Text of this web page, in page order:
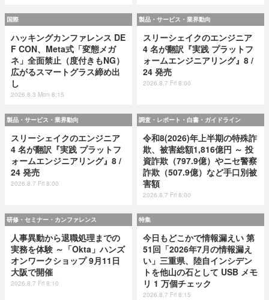
国際
ハッキングカンファレンス DE
F CON、Meta式「変態メガ
ネ」全面禁止（度付きもNG）
広がるスマートグラス締め出
し
2026.8.3 Mon 8:15
製品・サービス・業界動向
スリーシェイクのエンジニア
4 名が翻訳『実践 プラットフ
ォームエンジニアリング』8 /
24 発売
2026.8.7 Fri 8:00
製品・サービス・業界動向
スリーシェイクのエンジニア
4 名が翻訳『実践 プラットフ
ォームエンジニアリング』8 /
24 発売
2026.8.7 Fri 8:00
調査・レポート・白書・ガイドライン
令和8(2026)年上半期の特殊詐
欺、被害総額1,816億円 ～ 投
資詐欺（797.9億）やニセ警察
詐欺（507.9億）など手口別被
害額
2026.8.7 Fri 8:00
研修・セミナー・カンファレンス
人事異動から退職処理までの
実務を体験 ～「Okta」ハンズ
オンワークショップ 9月11日
大阪で開催
2026.8.7 Fri 8:10
特集
今日もどこかで情報漏えい 第
51回「2026年7月の情報漏え
い」三重県、陸自インシデン
トを他山の石として USB メモ
リ 1 万個チェック
2026.8.7 Fri 8:15